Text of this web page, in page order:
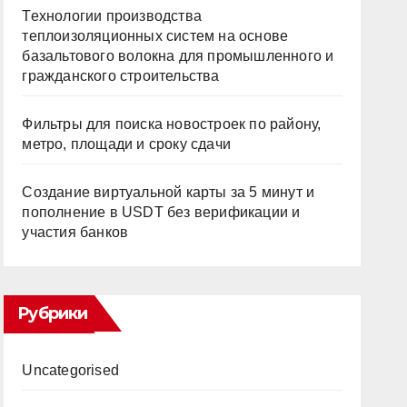
Технологии производства
теплоизоляционных систем на основе
базальтового волокна для промышленного и
гражданского строительства
Фильтры для поиска новостроек по району,
метро, площади и сроку сдачи
Создание виртуальной карты за 5 минут и
пополнение в USDT без верификации и
участия банков
Рубрики
Uncategorised